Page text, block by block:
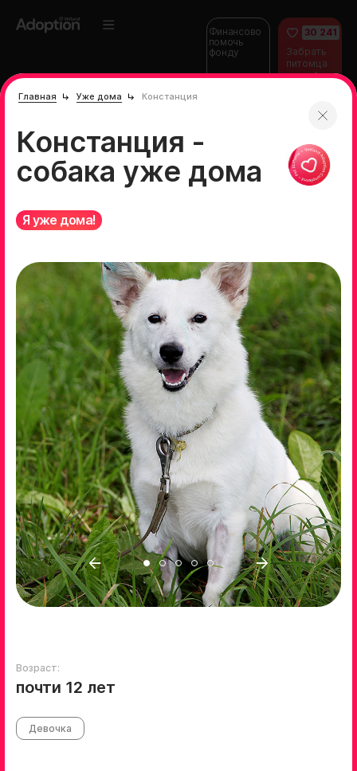
Финансово
помочь
фонду
30 241
Забрать
питомца
домой
Главная Уже дома Констанция
Констанция -
собака уже дома
Я уже дома!
Возраст:
почти 12 лет
Девочка